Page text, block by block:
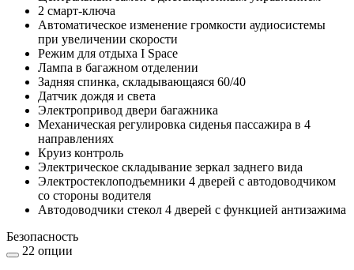
2 смарт-ключа
Автоматическое изменение громкости аудиосистемы
при увеличении скорости
Режим для отдыха I Space
Лампа в багажном отделении
Задняя спинка, складывающаяся 60/40
Датчик дождя и света
Электропривод двери багажника
Механическая регулировка сиденья пассажира в 4
направлениях
Круиз контроль
Электрическое складывание зеркал заднего вида
Электростеклоподъемники 4 дверей с автодоводчиком
со стороны водителя
Автодоводчики стекол 4 дверей с функцией антизажима
Безопасность
22 опции